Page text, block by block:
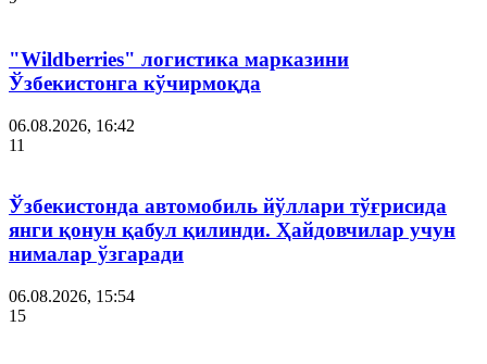
"Wildberries" логистика марказини
Ўзбекистонга кўчирмоқда
06.08.2026, 16:42
11
Ўзбекистонда автомобиль йўллари тўғрисида
янги қонун қабул қилинди. Ҳайдовчилар учун
нималар ўзгаради
06.08.2026, 15:54
15